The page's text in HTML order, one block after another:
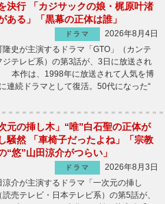
決行 「カジサックの娘・梶原叶渚
ある」「黒幕の正体は誰」
ドラマ
2026年8月4日
史が主演するドラマ「GTO」（カンテ
ジテレビ系）の第3話が、3日に放送され
本作は、1998年に放送されて人気を博
連続ドラマとして復活。50代になった“
次元の挿し木」“唯”白石聖の正体が
騒然 「車椅子だったよね」「宗教
“悠”山田涼介がつらい」
ドラマ
2026年8月3日
介が主演するドラマ「一次元の挿し
読売テレビ・日本テレビ系）の第5話が、